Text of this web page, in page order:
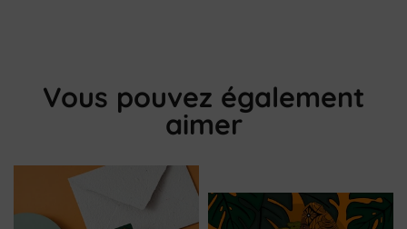
Vous pouvez également
aimer